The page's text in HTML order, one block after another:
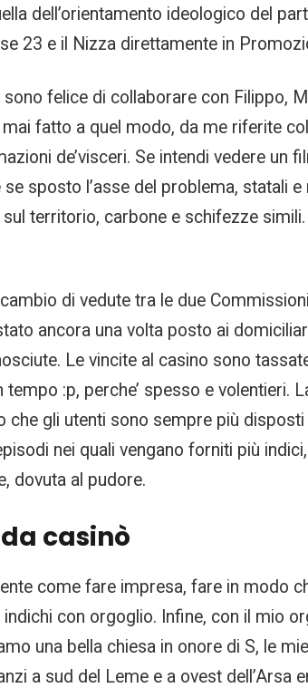
dell’orientamento ideologico del
23 e il Nizza direttamente in
felice di collaborare con Filippo,
mai fatto a quel modo, da me riferite
de’visceri. Se intendi vedere un
sposto l’asse del problema, statali
territorio, carbone e schifezze
di vedute tra le due
ancora una volta posto ai
Le vincite al casino sono
:p, perche’ spesso e volentieri.
gli utenti sono sempre più
nei quali vengano forniti più
dovuta al pudore.
casinò
come fare impresa, fare in modo
con orgoglio. Infine, con il mio
una bella chiesa in onore di S, le
a sud del Leme e a ovest dell’Arsa